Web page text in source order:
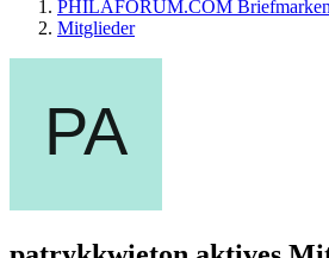
PHILAFORUM.COM
Mitglieder